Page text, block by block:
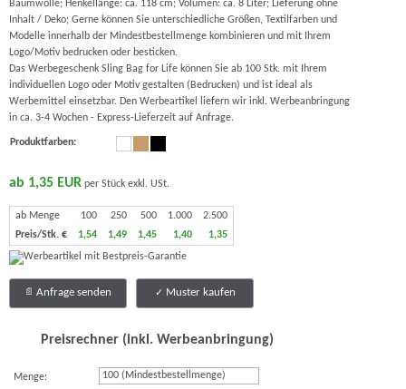
Baumwolle; Henkellänge: ca. 118 cm; Volumen: ca. 8 Liter; Lieferung ohne
Inhalt / Deko; Gerne können Sie unterschiedliche Größen, Textilfarben und
Modelle innerhalb der Mindestbestellmenge kombinieren und mit Ihrem
Logo/Motiv bedrucken oder besticken.
Das Werbegeschenk Sling Bag for Life können Sie ab 100 Stk. mit Ihrem
individuellen Logo oder Motiv gestalten (Bedrucken) und ist ideal als
Werbemittel einsetzbar. Den Werbeartikel liefern wir inkl. Werbeanbringung
in ca. 3-4 Wochen - Express-Lieferzeit auf Anfrage.
Produktfarben:
ab 1,35 EUR per Stück exkl. USt.
ab Menge 100 250 500 1.000
2.500
Preis/Stk. €
1,54 1,49 1,45 1,40 1,35
Anfrage senden Muster kaufen
Preisrechner (inkl. Werbeanbringung)
Menge: